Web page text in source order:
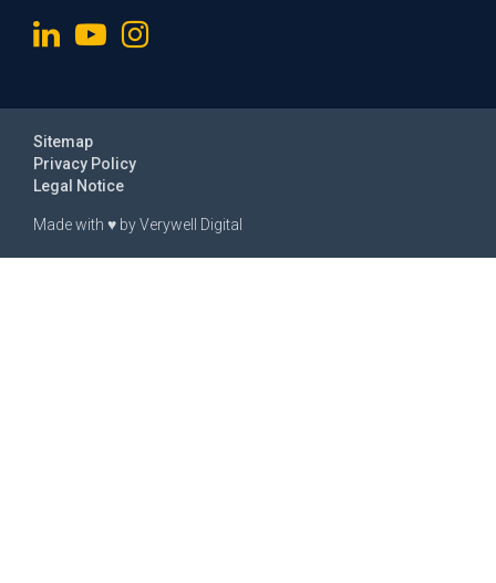
Made with ♥ byVerywell Digital
Legal Notice
Privacy Policy
Sitemap